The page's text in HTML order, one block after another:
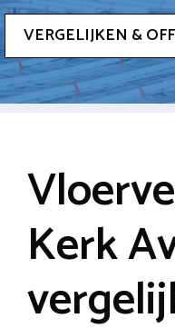
VERGELIJKEN &
Kerk